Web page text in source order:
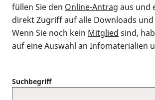
füllen Sie den Online-Antrag aus und
direkt Zugriff auf alle Downloads
Wenn Sie noch kein Mitglied sind,
auf eine Auswahl an Infomaterialien
Suchbegriff